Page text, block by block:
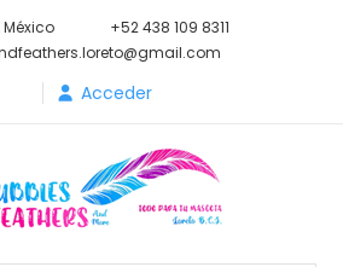
México
+52 438 109 8311
Acceder